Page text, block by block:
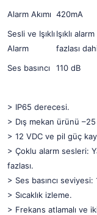
Alarm Akımı 420mA
Sesli ve Işıklı
Alarm
Işıklı
fazlası
Ses basıncı
110 dB
> IP65 derecesi.
> Dış mekan ürünü
> 12 VDC ve pil güç
> Çoklu alarm sesleri:
fazlası.
> Ses basıncı seviyesi:
> Sıcaklık izleme.
> Frekans atlamalı ve